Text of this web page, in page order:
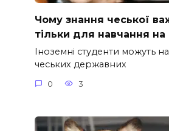
Чому знання чеської
тільки для навчання
Іноземні студенти можуть
чеських державних
0 3